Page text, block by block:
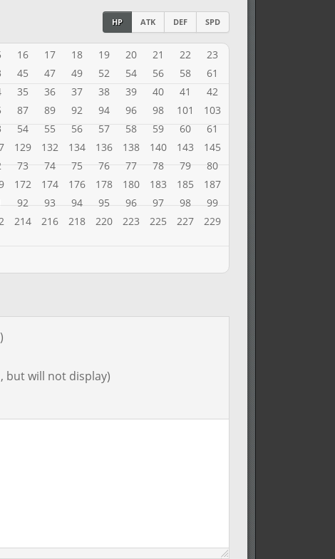
HP ATK DEF SPD
16
45
17
47
18
49
19
52
20
54
21
56
22
58
23
61
35
87
36
89
37
92
38
94
39
96
40
98
41
101
42
103
54
129
55
132
56
134
57
136
58
138
59
140
60
143
61
145
73
172
74
174
75
176
76
178
77
180
78
183
79
185
80
187
92
214
93
216
94
218
95
220
96
223
97
225
98
227
99
229
but will not display)